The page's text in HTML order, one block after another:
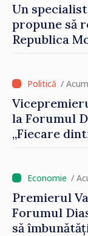
Un
propune să
Republica
/
la Forumul
„Fiecare
imaginii
/
Premierul
Forumul
să